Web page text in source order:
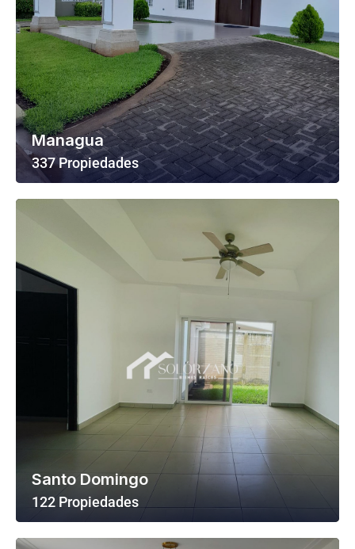
Managua
337 Propiedades
Ver Todas Las Propiedades
Santo Domingo
122 Propiedades
Ver Todas Las Propiedades